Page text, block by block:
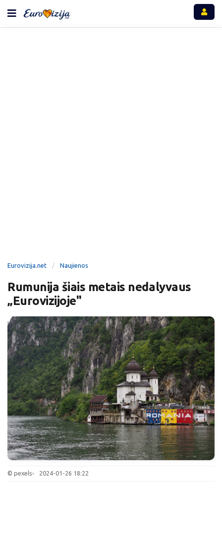
Eurovizija.net Naujienos
Rumunija šiais metais nedalyvaus
„Eurovizijoje"
© pexels 2024-01-26 18:22